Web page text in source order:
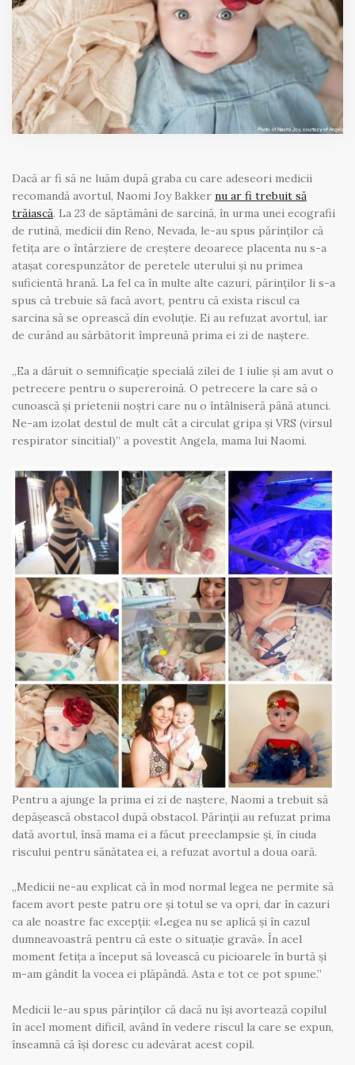
Dacă ar fi să ne luăm după graba cu care adeseori medicii
recomandă avortul, Naomi Joy Bakker nu ar fi trebuit să
trăiască. La 23 de săptămâni de sarcină, în urma unei ecografii
de rutină, medicii din Reno, Nevada, le-au spus părinților că
fetița are o întârziere de creștere deoarece placenta nu s-a
atașat corespunzător de peretele uterului și nu primea
suficientă hrană. La fel ca în multe alte cazuri, părinților li s-a
spus că trebuie să facă avort, pentru că exista riscul ca
sarcina să se oprească din evoluție. Ei au refuzat avortul, iar
de curând au sărbătorit împreună prima ei zi de naștere.
„Ea a dăruit o semnificație specială zilei de 1 iulie și am avut o
petrecere pentru o supereroină. O petrecere la care să o
cunoască și prietenii noștri care nu o întâlniseră până atunci.
Ne-am izolat destul de mult cât a circulat gripa și VRS (virsul
respirator sincitial)” a povestit Angela, mama lui Naomi.
Pentru a ajunge la prima ei zi de naștere, Naomi a trebuit să
depășească obstacol după obstacol. Părinții au refuzat prima
dată avortul, însă mama ei a făcut preeclampsie și, în ciuda
riscului pentru sănătatea ei, a refuzat avortul a doua oară.
„Medicii ne-au explicat că în mod normal legea ne permite să
facem avort peste patru ore și totul se va opri, dar în cazuri
ca ale noastre fac excepții: «Legea nu se aplică și în cazul
dumneavoastră pentru că este o situație gravă». În acel
moment fetița a început să lovească cu picioarele în burtă și
m-am gândit la vocea ei plăpândă. Asta e tot ce pot spune.”
Medicii le-au spus părinților că dacă nu își avortează copilul
în acel moment dificil, având în vedere riscul la care se expun,
înseamnă că își doresc cu adevărat acest copil.